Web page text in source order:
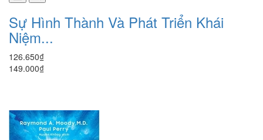
Sự Hình Thành Và Phát Triển Khái
Niệm...
126.650₫
149.000₫